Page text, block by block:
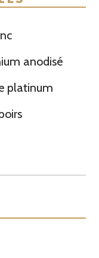
anodisé
platinum